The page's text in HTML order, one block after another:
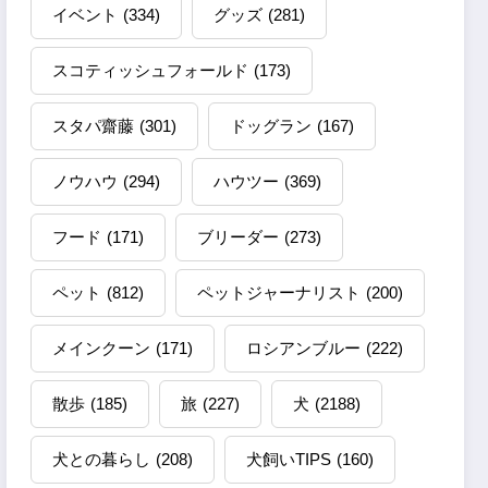
イベント (334) グッズ (281)
スコティッシュフォールド (173)
スタパ齋藤 (301) ドッグラン (167)
ノウハウ (294) ハウツー (369)
フード (171) ブリーダー (273)
ペット (812) ペットジャーナリスト (200)
メインクーン (171) ロシアンブルー (222)
散歩 (185) 旅 (227) 犬 (2188)
犬との暮らし (208) 犬飼いTIPS (160)